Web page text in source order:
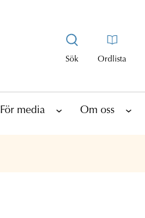
Sök Ordlista
För media Om oss